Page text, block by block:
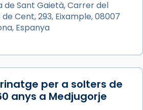
de juliol, ha tingut lloc la
gràcies en agraïment al
de la visita apostòlica
Barcelona, el cardenal Joan
presidit la missa i l’ha
auxiliar de Barcelona,
de Sant Gaietà, Carrer del
Cent, 293, Eixample, 08007
Espanya
per a solters de
anys a Medjugorje